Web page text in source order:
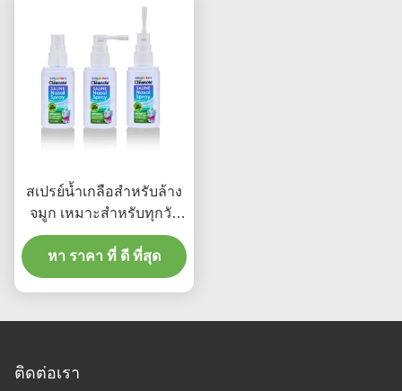
สเปรย์น้ำเกลือสำหรับล้าง
จมูก เหมาะสำหรับทุกวัย
ได้รับการรับรองจาก US
FDA ใช้สารละลายน้ำ
เกลือปราศจากเชื้อ
จมูกที่สะดวกสบาย
หา ราคา ที่ ดี ที่สุด
ติดต่อเรา